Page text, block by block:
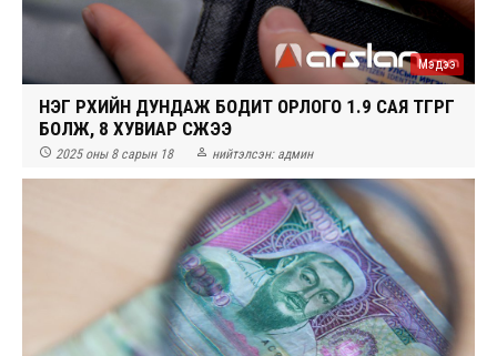
Мэдээ
НЭГ ӨРХИЙН ДУНДАЖ БОДИТ ОРЛОГО 1.9 САЯ ТӨГРӨГ
БОЛЖ, 8 ХУВИАР ӨСЖЭЭ
 2025 оны 8 сарын 18  нийтэлсэн: админ